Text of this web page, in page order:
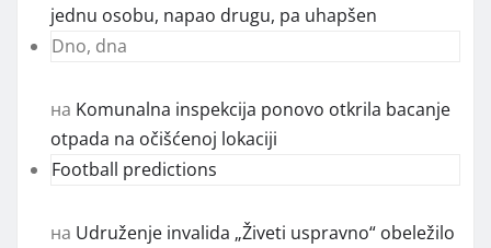
jednu osobu, napao drugu, pa uhapšen
Dno, dna
на Komunalna inspekcija ponovo otkrila bacanje
otpada na očišćenoj lokaciji
Football predictions
на Udruženje invalida „Živeti uspravno“ obeležilo